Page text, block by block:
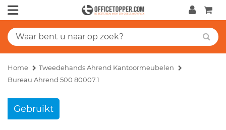
Home
Tweedehands Ahrend Kantoormeubelen
Bureau Ahrend 500 80007.1
Gebruikt